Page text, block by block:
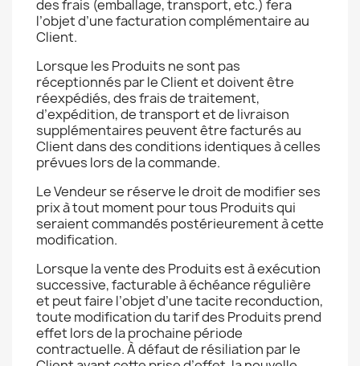
des frais (emballage, transport, etc.) fera
l’objet d’une facturation complémentaire au
Client.
Lorsque les Produits ne sont pas
réceptionnés par le Client et doivent être
réexpédiés, des frais de traitement,
d’expédition, de transport et de livraison
supplémentaires peuvent être facturés au
Client dans des conditions identiques à celles
prévues lors de la commande.
Le Vendeur se réserve le droit de modifier ses
prix à tout moment pour tous Produits qui
seraient commandés postérieurement à cette
modification.
Lorsque la vente des Produits est à exécution
successive, facturable à échéance régulière
et peut faire l’objet d’une tacite reconduction,
toute modification du tarif des Produits prend
effet lors de la prochaine période
contractuelle. À défaut de résiliation par le